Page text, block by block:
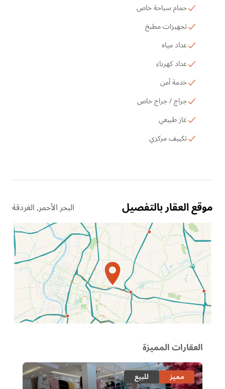
حمام سباحة خاص
تجهيزات مطبخ
عداد مياه
عداد كهرباء
خدمة أمن
جراج / جراج خاص
غاز طبيعي
تكييف مركزي
موقع العقار بالتفصيل البحر الأحمر, الغردقة
الموقع عل الخريطة
العقارات المميزة
مميز للبيع